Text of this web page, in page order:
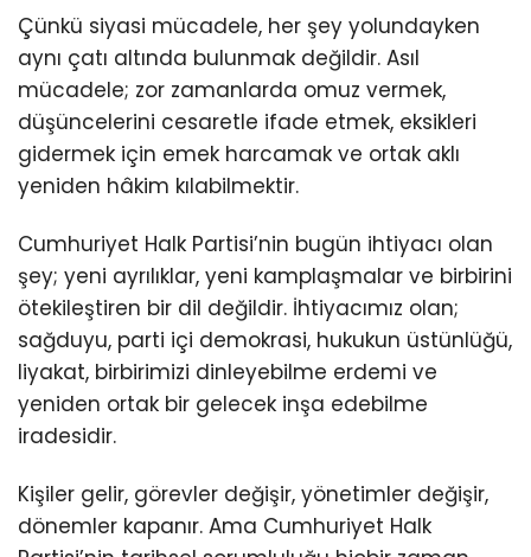
Çünkü siyasi mücadele, her şey yolundayken
aynı çatı altında bulunmak değildir. Asıl
mücadele; zor zamanlarda omuz vermek,
düşüncelerini cesaretle ifade etmek, eksikleri
gidermek için emek harcamak ve ortak aklı
yeniden hâkim kılabilmektir.
Cumhuriyet Halk Partisi’nin bugün ihtiyacı olan
şey; yeni ayrılıklar, yeni kamplaşmalar ve birbirini
ötekileştiren bir dil değildir. İhtiyacımız olan;
sağduyu, parti içi demokrasi, hukukun üstünlüğü,
liyakat, birbirimizi dinleyebilme erdemi ve
yeniden ortak bir gelecek inşa edebilme
iradesidir.
Kişiler gelir, görevler değişir, yönetimler değişir,
dönemler kapanır. Ama Cumhuriyet Halk